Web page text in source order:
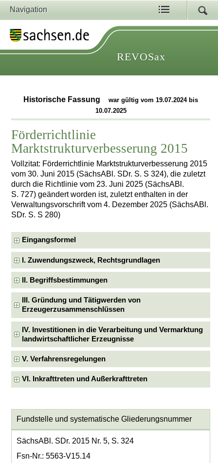
Navigation
REVOSax
Historische Fassung
war gültig vom 19.07.2024 bis
10.07.2025
Förderrichtlinie
Marktstrukturverbesserung 2015
Vollzitat: Förderrichtlinie Marktstrukturverbesserung 2015
vom 30. Juni 2015 (SächsABl. SDr. S. S 324), die zuletzt
durch die Richtlinie vom 23. Juni 2025 (SächsABl.
S. 727) geändert worden ist, zuletzt enthalten in der
Verwaltungsvorschrift vom 4. Dezember 2025 (SächsABl.
SDr. S. S 280)
Eingangsformel
I. Zuwendungszweck, Rechtsgrundlagen
II. Begriffsbestimmungen
III. Gründung und Tätigwerden von
Erzeugerzusammenschlüssen
IV. Investitionen in die Verarbeitung und Vermarktung
landwirtschaftlicher Erzeugnisse
V. Verfahrensregelungen
VI. Inkrafttreten und Außerkrafttreten
Fundstelle und systematische Gliederungsnummer
SächsABl. SDr. 2015 Nr. 5, S. 324
Fsn-Nr.: 5563-V15.14